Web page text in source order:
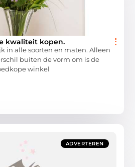
kwaliteit kopen.
in alle soorten en maten. Alleen
buiten de vorm om is de
winkel
ADVERTEREN